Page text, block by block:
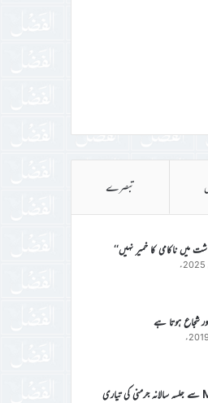
تبصرے
میں ناکامی کا خمیر نہیں‘‘
شجاع ہوتا ہے
Mendig سے جلسہ سالانہ جرمنی کی تیاری